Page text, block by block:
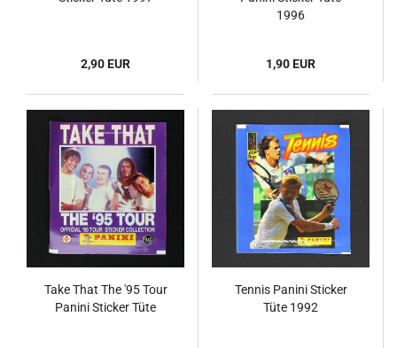
2,90 EUR
1996
1,90 EUR
Take That The '95 Tour
Panini Sticker Tüte
Tennis Panini Sticker
Tüte 1992